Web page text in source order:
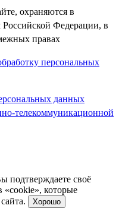
охраняются в
Российской Федерации, в
правах
персональных
данных
телекоммуникационной
подтверждаете своё
«cookie», которые
Хорошо